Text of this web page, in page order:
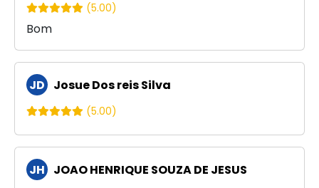
(5.00)
Bom
JD Josue Dos reis Silva
(5.00)
JH JOAO HENRIQUE SOUZA DE JESUS